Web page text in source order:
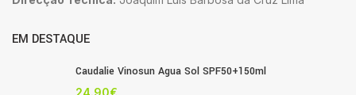
EM DESTAQUE
Caudalie Vinosun Agua Sol SPF50+150ml
24.90€